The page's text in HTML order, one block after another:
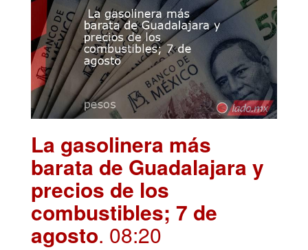
La gasolinera más
barata de Guadalajara y
precios de los
combustibles; 7 de
agosto. 08:20